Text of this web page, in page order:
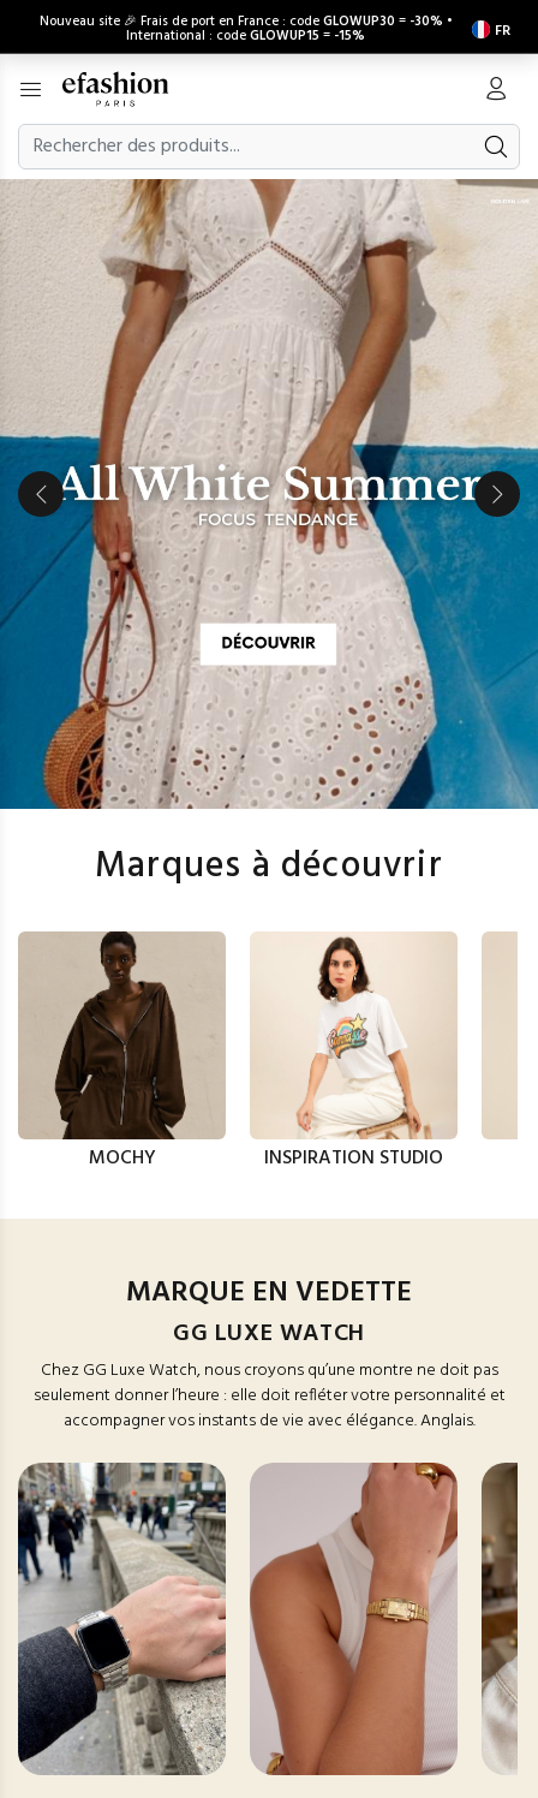
Nouveau site 🎉 Frais de port en France : codeGLOWUP30 = -30% •
International : codeGLOWUP15 = -15% FR
Marques à découvrir
MOCHY INSPIRATION STUDIO
MARQUE EN VEDETTE
GG LUXE WATCH
Chez GG Luxe Watch, nous croyons qu’une montre ne doit pas
seulement donner l’heure : elle doit refléter votre personnalité et
accompagner vos instants de vie avec élégance. Anglais.